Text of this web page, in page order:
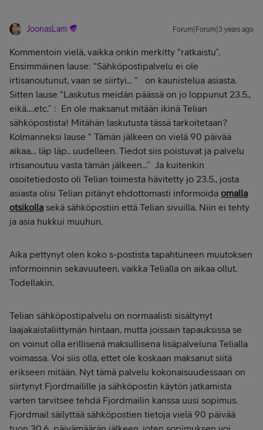
JoonasLam Forum|Forum|3 years ago
Kommentoin vielä, vaikka onkin merkitty “ratkaistu”.
Ensimmäinen lause: “Sähköpostipalvelu ei ole
irtisanoutunut, vaan se siirtyi... “ on kaunistelua asiasta.
Sitten lause “Laskutus meidän päässä on jo loppunut 23.5.,
eikä….etc.” : En ole maksanut mitään ikinä Telian
sähköpostista! Mitähän laskutusta tässä tarkoitetaan?
Kolmanneksi lause “ Tämän jälkeen on vielä 90 päivää
aikaa… läp läp.. uudelleen. Tiedot siis poistuvat ja palvelu
irtisanoutuu vasta tämän jälkeen...” Ja kuitenkin
osoitetiedosto oli Telian toimesta hävitetty jo 23.5., josta
asiasta olisi Telian pitänyt ehdottomasti informoida omalla
otsikolla sekä sähköpostiin että Telian sivuilla. Niin ei tehty
ja asia hukkui muuhun.
Aika pettynyt olen koko s-postista tapahtuneen muutoksen
informoinnin sekavuuteen, vaikka Telialla on aikaa ollut.
Todellakin.
Telian sähköpostipalvelu on normaalisti sisältynyt
laajakaistaliittymän hintaan, mutta joissain tapauksissa se
on voinut olla erillisenä maksullisena lisäpalveluna Telialla
voimassa. Voi siis olla, ettet ole koskaan maksanut siitä
erikseen mitään. Nyt tämä palvelu kokonaisuudessaan on
siirtynyt Fjordmailille ja sähköpostin käytön jatkamista
varten tarvitsee tehdä Fjordmailin kanssa uusi sopimus.
Fjordmail säilyttää sähköpostien tietoja vielä 90 päivää